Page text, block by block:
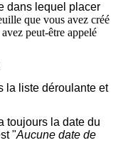
dans lequel placer
que vous avez créé
peut-être appelé
la liste déroulante et
toujours la date du
"Aucune date de